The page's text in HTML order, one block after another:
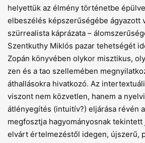
helyettük az élmény történetbe
elbeszélés képszerűségébe ágyazott
szürrealista káprázata –
Szentkuthy Miklós pazar tehetségét
Zopán könyvében olykor misztikus,
zen és a tao szellemében
áthallásokra hivatkozó. Az
viszont nem közvetlen, hanem a
átlényegítés (intuitív?) eljárása révén
megfosztja hagyományosnak
elvárt értelmezéstől idegen, újszerű,